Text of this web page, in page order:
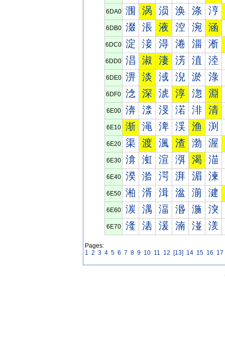
6DA0 涠 涡 涢 涣 涤 涥
6DB0 涰 涱 液 涳 涴 涵
6DC0 淀 淁 淂 淃 淄 淅
6DD0 淐 淑 淒 淓 淔 淕
6DE0 淠 淡 淢 淣 淤 淥
6DF0 淰 深 淲 淳 淴 淵
6E00 渀 渁 渂 渃 渄 清
6E10 渐 渑 渒 渓 渔 渕
6E20 渠 渡 渢 渣 渤 渥
6E30 渰 渱 渲 渳 渴 渵
6E40 湀 湁 湂 湃 湄 湅
6E50 湐 湑 湒 湓 湔 湕
6E60 湠 湡 湢 湣 湤 湥
6E70 湰 湱 湲 湳 湴 湵
Pages:
1 2 3 4 5 6 7 8 9 10 11 12 [13] 14 15 16 17